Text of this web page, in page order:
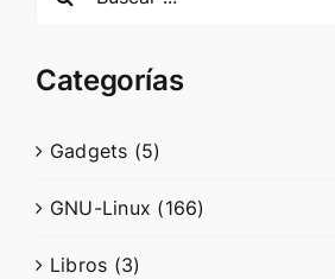
Categorías
Gadgets (5)
GNU-Linux (166)
Libros (3)